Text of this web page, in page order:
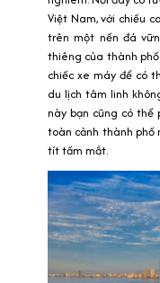
Việt Nam, với chiều
trên một nền đá
thiêng của thành
chiếc xe máy để có
du lịch tâm linh
này bạn cũng có
toàn cảnh thành phố
tít tầm mắt.